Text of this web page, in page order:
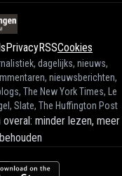
PrivacyRSSCookies
dagelijks, nieuws,
nieuwsberichten,
The New York Times, Le
Slate, The Huffington Post
minder lezen, meer